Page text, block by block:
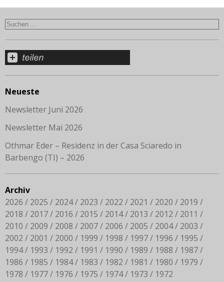
Neueste
Newsletter Juni 2026
Newsletter Mai 2026
Othmar Eder – Residenz in der Casa Sciaredo in
Barbengo (TI) – 2026
Archiv
2026
2025 2024 2023 2022 2021 2020
2019
2018
2017 2016 2015 2014 2013 2012
2011
2010
2009 2008 2007 2006 2005 2004
2003
2002
2001 2000 1999 1998 1997 1996
1995
1994
1993 1992 1991 1990 1989 1988
1987
1986
1985 1984 1983 1982 1981 1980
1979
1978
1977 1976 1975 1974 1973 1972